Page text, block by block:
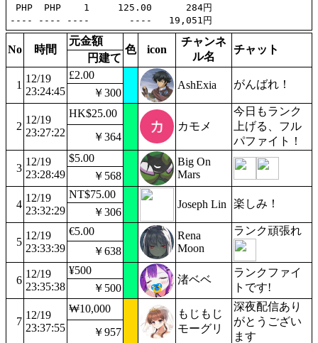
PHP  PHP    1     125.00      284円
No 時間
元金額
色 icon
チャンネ
ル名
チャット
円建て
1
12/19
23:24:45
£2.00
AshExia
がんばれ！
￥300
2
12/19
23:27:22
HK$25.00
カモメ
今日もランク
上げる、フル
パファイト！
￥364
3
12/19
23:28:49
$5.00
Big On
Mars
￥568
4
12/19
23:32:29
NT$75.00
Joseph Lin
楽しみ！
￥306
5
12/19
23:33:39
€5.00
Rena
Moon
ランク頑張れ
￥638
6
12/19
23:35:38
¥500
渚ベベ
ランクファイ
トです!
￥500
7
12/19
23:37:55
₩10,000
もじもじ
モーグリ
深夜配信あり
がとうござい
ます
￥957